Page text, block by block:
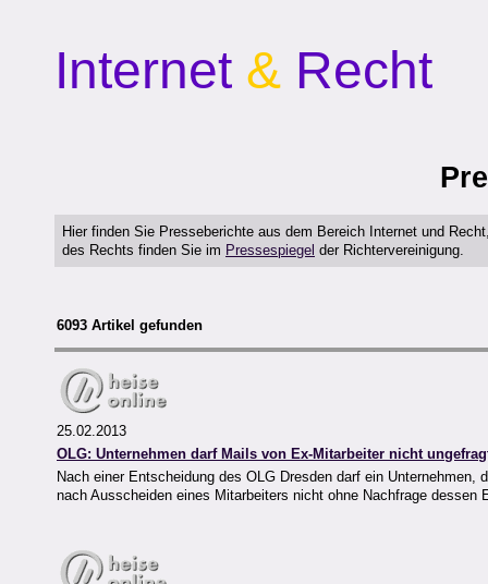
Internet & Recht
Hier finden Sie Presseberichte aus dem Bereich Internet und
des Rechts finden Sie im Pressespiegel der Richtervereinigung.
6093 Artikel gefunden
25.02.2013
OLG: Unternehmen darf Mails von Ex-Mitarbeiter nicht
Nach einer Entscheidung des OLG Dresden darf ein
nach Ausscheiden eines Mitarbeiters nicht ohne Nachfrage dessen